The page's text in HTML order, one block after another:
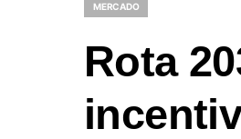
MERCADO
Rota